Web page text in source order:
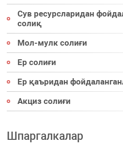
Сув ресурсларидан
солиқ
Мол-мулк солиғи
Ер солиғи
Ер қаъридан
Акциз солиғи
Шпаргалкалар